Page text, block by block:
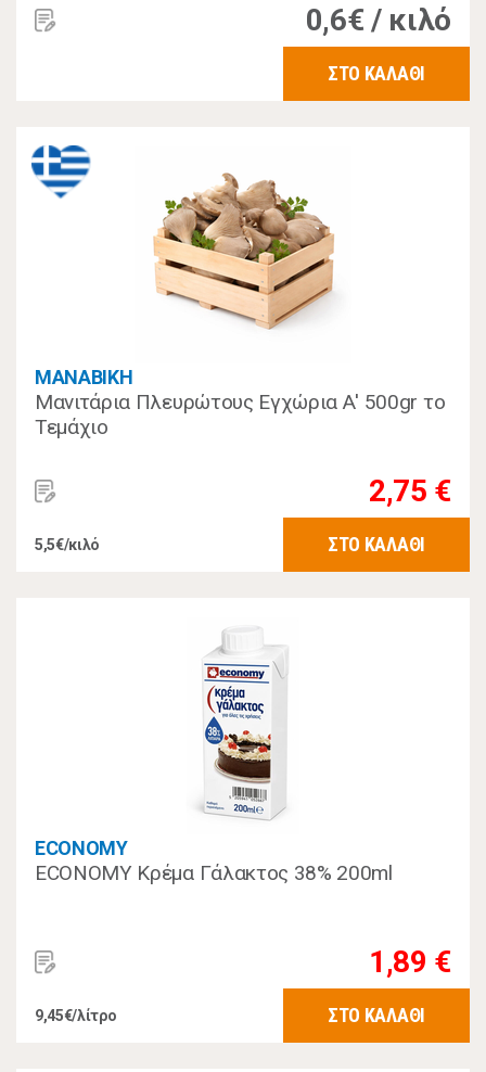
0,6€ / κιλό
ΣΤΟ ΚΑΛΑΘΙ
MANABIKH
Μανιτάρια Πλευρώτους Εγχώρια Α' 500gr το
Τεμάχιο
2,75 €
5,5€/κιλό ΣΤΟ ΚΑΛΑΘΙ
ECONOMY
ECONOMY Κρέμα Γάλακτος 38% 200ml
1,89 €
9,45€/λίτρο ΣΤΟ ΚΑΛΑΘΙ